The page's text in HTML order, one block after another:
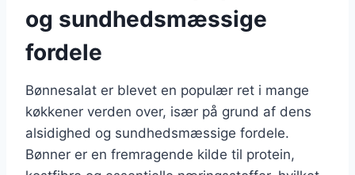
og sundhedsmæssige
fordele
Bønnesalat er blevet en populær ret i mange
køkkener verden over, især på grund af dens
alsidighed og sundhedsmæssige fordele.
Bønner er en fremragende kilde til protein,